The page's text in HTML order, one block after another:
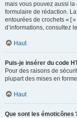
mais vous pouvez aussi
formulaire de rédaction.
entourées de crochets « [
d’informations, consultez
Haut
Puis-je insérer du code
Pour des raisons de
plupart des mises en
Haut
Que sont les émoticônes